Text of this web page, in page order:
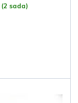
(2 sada)